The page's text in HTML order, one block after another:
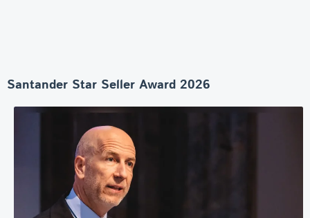
Santander Star Seller Award 2026